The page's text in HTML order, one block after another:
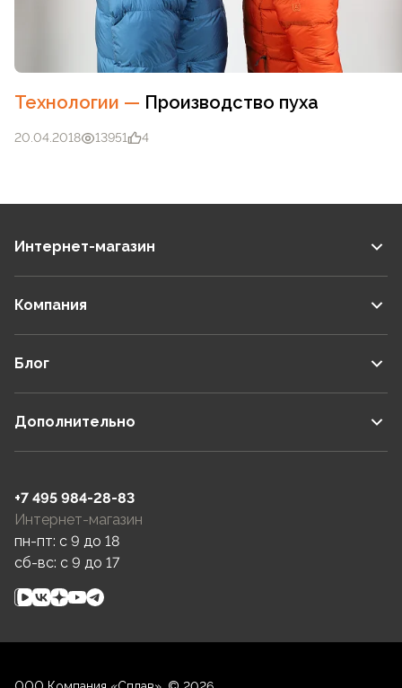
Технологии — Производство пуха
20.04.2018 13951 4
Интернет-магазин
Компания
Блог
Дополнительно
+7 495 984-28-83
Интернет-магазин
пн-пт: c 9 до 18
сб-вс: c 9 до 17